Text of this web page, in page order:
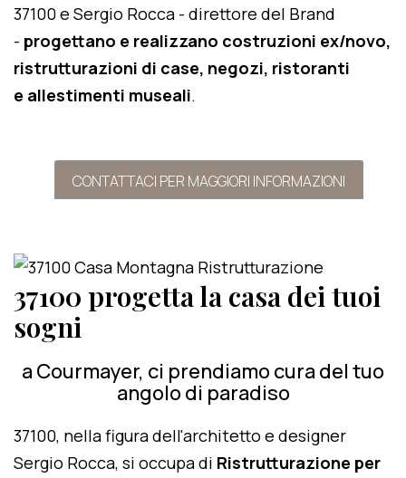
37100 e Sergio Rocca - direttore del Brand
- progettano e realizzano costruzioni ex/novo,
ristrutturazioni di case, negozi, ristoranti
e allestimenti museali.
CONTATTACI PER MAGGIORI INFORMAZIONI
37100 progetta la casa dei tuoi
sogni
a Courmayer, ci prendiamo cura del tuo
angolo di paradiso
37100, nella figura dell'architetto e designer
Sergio Rocca, si occupa di Ristrutturazione per